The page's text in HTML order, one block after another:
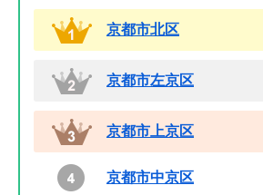
京都市北区
京都市左京区
京都市上京区
京都市中京区